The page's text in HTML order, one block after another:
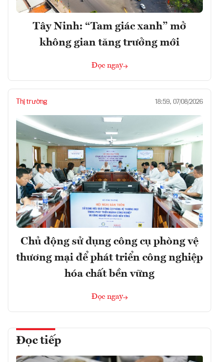
Tây Ninh: “Tam giác xanh” mở
không gian tăng trưởng mới
Đọc ngay
Thị trường 18:59, 07/08/2026
Chủ động sử dụng công cụ phòng vệ
thương mại để phát triển công nghiệp
hóa chất bền vững
Đọc ngay
Đọc tiếp